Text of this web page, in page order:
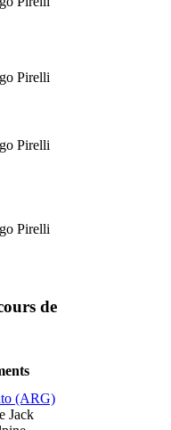
de
(ARG)
Jack